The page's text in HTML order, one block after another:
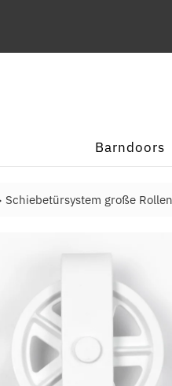
Barndoors
Schiebetürsystem große